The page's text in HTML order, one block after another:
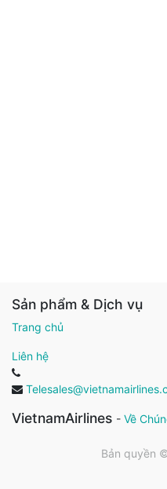
Sản phẩm & Dịch vụ
Trang chủ
Liên hệ
VietnamAirlines - Về
Bản quyền